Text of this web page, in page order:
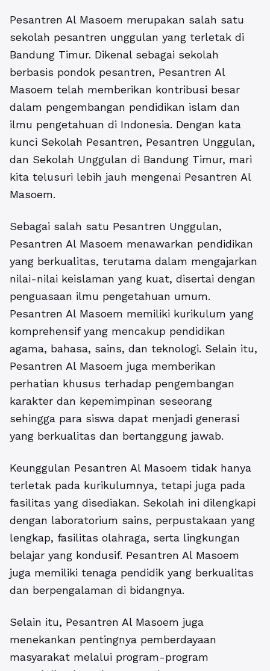
Pesantren Al Masoem merupakan salah satu
sekolah pesantren unggulan yang terletak di
Bandung Timur. Dikenal sebagai sekolah
berbasis pondok pesantren, Pesantren Al
Masoem telah memberikan kontribusi besar
dalam pengembangan pendidikan islam dan
ilmu pengetahuan di Indonesia. Dengan kata
kunci Sekolah Pesantren, Pesantren Unggulan,
dan Sekolah Unggulan di Bandung Timur, mari
kita telusuri lebih jauh mengenai Pesantren Al
Masoem.
Sebagai salah satu Pesantren Unggulan,
Pesantren Al Masoem menawarkan pendidikan
yang berkualitas, terutama dalam mengajarkan
nilai-nilai keislaman yang kuat, disertai dengan
penguasaan ilmu pengetahuan umum.
Pesantren Al Masoem memiliki kurikulum yang
komprehensif yang mencakup pendidikan
agama, bahasa, sains, dan teknologi. Selain itu,
Pesantren Al Masoem juga memberikan
perhatian khusus terhadap pengembangan
karakter dan kepemimpinan seseorang
sehingga para siswa dapat menjadi generasi
yang berkualitas dan bertanggung jawab.
Keunggulan Pesantren Al Masoem tidak hanya
terletak pada kurikulumnya, tetapi juga pada
fasilitas yang disediakan. Sekolah ini dilengkapi
dengan laboratorium sains, perpustakaan yang
lengkap, fasilitas olahraga, serta lingkungan
belajar yang kondusif. Pesantren Al Masoem
juga memiliki tenaga pendidik yang berkualitas
dan berpengalaman di bidangnya.
Selain itu, Pesantren Al Masoem juga
menekankan pentingnya pemberdayaan
masyarakat melalui program-program